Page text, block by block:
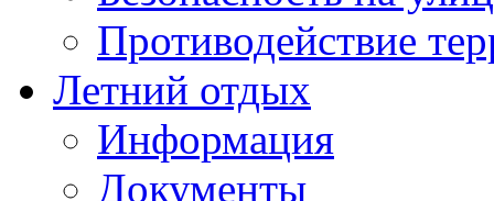
Противодействие
Летний отдых
Информация
Документы